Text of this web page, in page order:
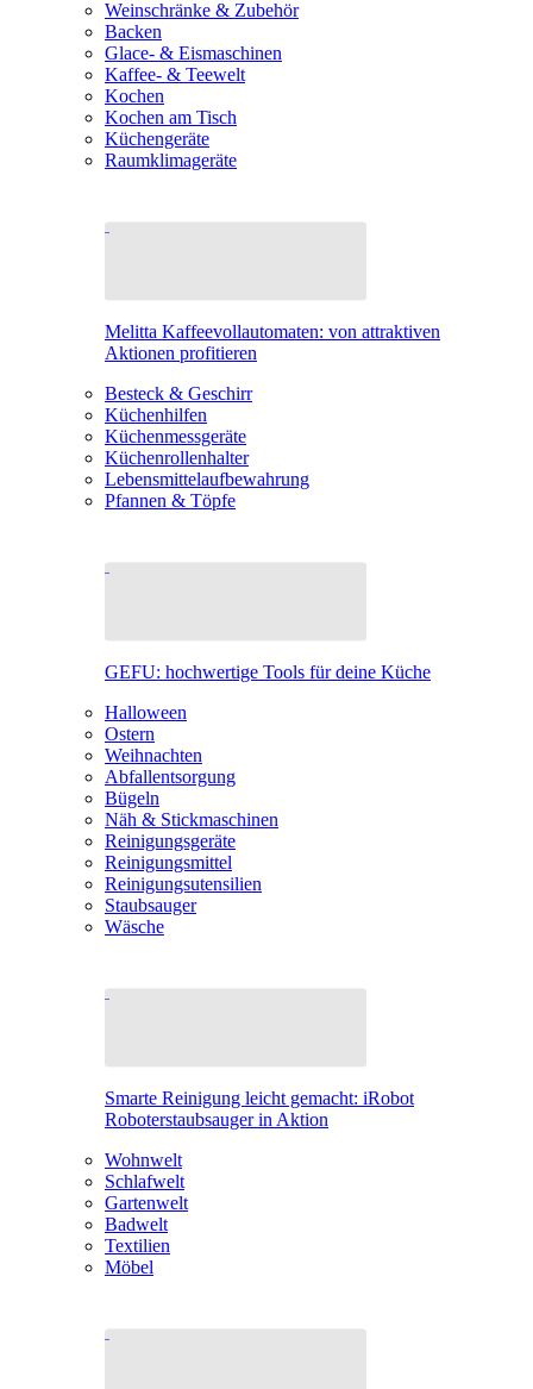
Weinschränke & Zubehör
Backen
Glace- & Eismaschinen
Kaffee- & Teewelt
Kochen
Kochen am Tisch
Küchengeräte
Raumklimageräte
Melitta Kaffeevollautomaten: von attraktiven
Aktionen profitieren
Besteck & Geschirr
Küchenhilfen
Küchenmessgeräte
Küchenrollenhalter
Lebensmittelaufbewahrung
Pfannen & Töpfe
GEFU: hochwertige Tools für deine Küche
Halloween
Ostern
Weihnachten
Abfallentsorgung
Bügeln
Näh & Stickmaschinen
Reinigungsgeräte
Reinigungsmittel
Reinigungsutensilien
Staubsauger
Wäsche
Smarte Reinigung leicht gemacht: iRobot
Roboterstaubsauger in Aktion
Wohnwelt
Schlafwelt
Gartenwelt
Badwelt
Textilien
Möbel